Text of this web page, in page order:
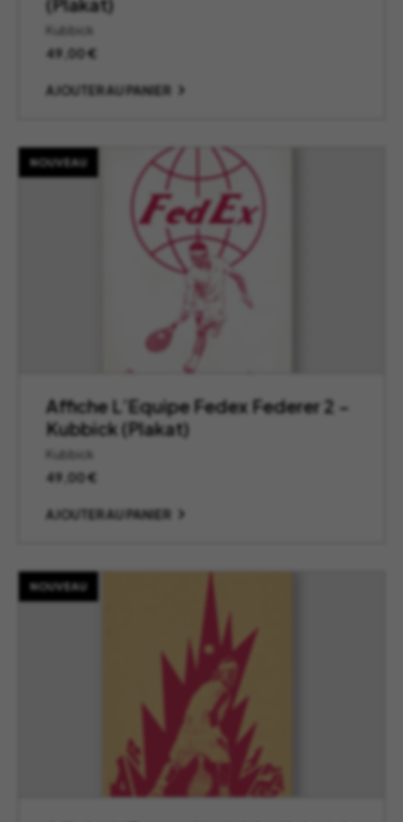
Kubbick
49,00€
AJOUTER AU PANIER
NOUVEAU
Affiche L’Equipe Fedex Federer 2 –
Kubbick (Plakat)
Kubbick
49,00€
AJOUTER AU PANIER
NOUVEAU